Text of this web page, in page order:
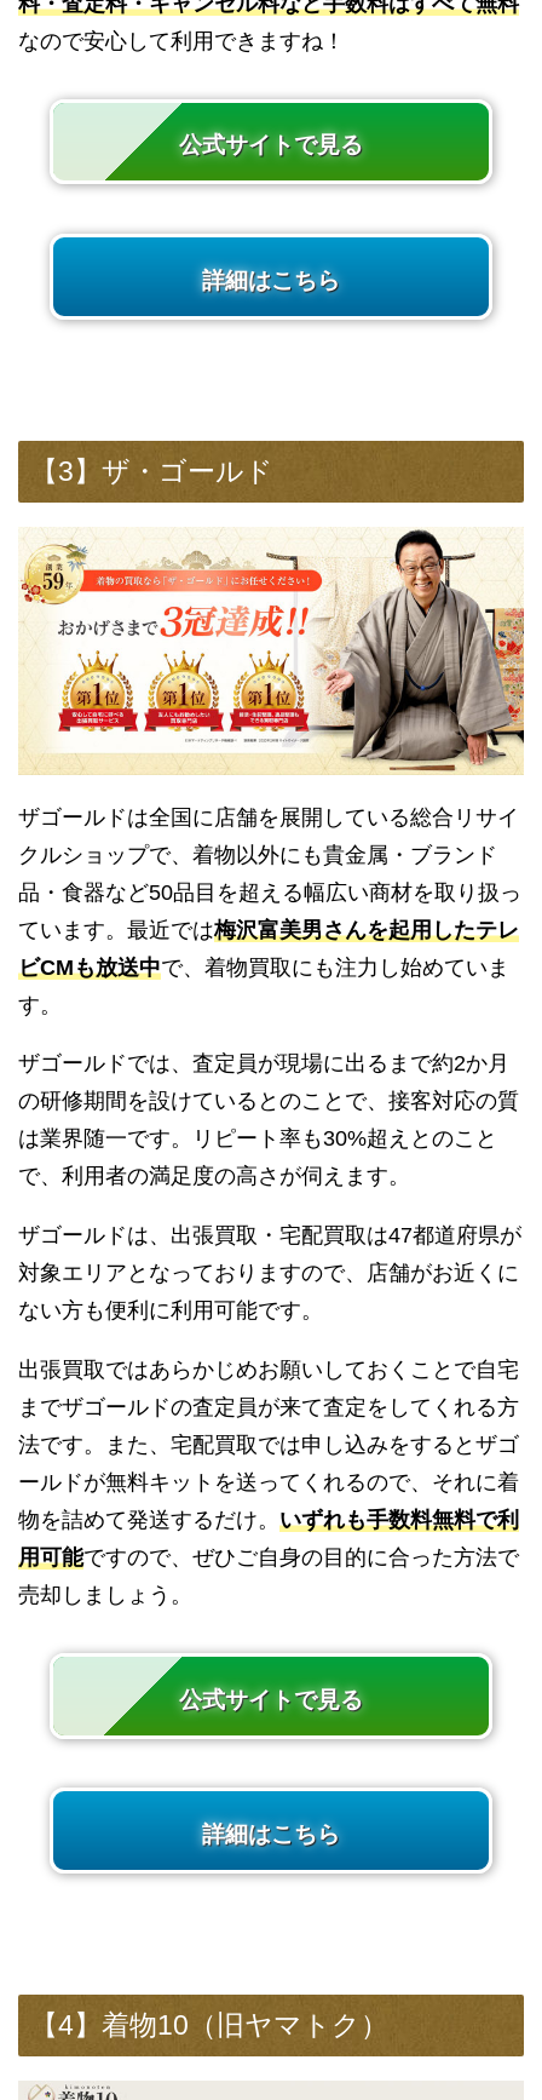
なので安心して利用できますね！
公式サイトで見る
詳細はこちら
【3】ザ・ゴールド
ザゴールドは全国に店舗を展開している総合リサイ
クルショップで、着物以外にも貴金属・ブランド
品・食器など50品目を超える幅広い商材を取り扱っ
ています。最近では梅沢富美男さんを起用したテレ
ビCMも放送中で、着物買取にも注力し始めていま
す。
ザゴールドでは、査定員が現場に出るまで約2か月
の研修期間を設けているとのことで、接客対応の質
は業界随一です。リピート率も30%超えとのこと
で、利用者の満足度の高さが伺えます。
ザゴールドは、出張買取・宅配買取は47都道府県が
対象エリアとなっておりますので、店舗がお近くに
ない方も便利に利用可能です。
出張買取ではあらかじめお願いしておくことで自宅
までザゴールドの査定員が来て査定をしてくれる方
法です。また、宅配買取では申し込みをするとザゴ
ールドが無料キットを送ってくれるので、それに着
物を詰めて発送するだけ。 いずれも手数料無料で利
用可能ですので、ぜひご自身の目的に合った方法で
売却しましょう。
公式サイトで見る
詳細はこちら
【4】着物10（旧ヤマトク）